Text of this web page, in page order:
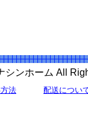
シンホーム All
法 配送につい